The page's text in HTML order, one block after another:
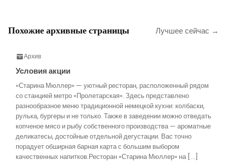
Похожие архивные страницы Лучшее сейчас →
Архив
Условия акции
«Старина Мюллер» — уютный ресторан, расположенный рядом
со станцией метро «Пролетарская». Здесь представлено
разнообразное меню традиционной немецкой кухни: колбаски,
рулька, бургеры и не только. Также в заведении можно отведать
копченое мясо и рыбу собственного производства — ароматные
деликатесы, достойные отдельной дегустации. Вас точно
порадует обширная барная карта с большим выбором
качественных напитков.Ресторан «Старина Мюллер» на […]